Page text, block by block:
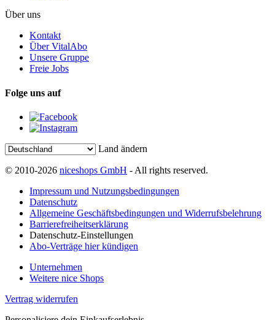
Über uns
Kontakt
Über VitalAbo
Unsere Gruppe
Freie Jobs
Folge uns auf
Land ändern
© 2010-2026 niceshops GmbH - All rights reserved.
Impressum und Nutzungsbedingungen
Datenschutz
Allgemeine Geschäftsbedingungen und Widerrufsbelehrung
Barrierefreiheitserklärung
Datenschutz-Einstellungen
Abo-Verträge hier kündigen
Unternehmen
Weitere nice Shops
Vertrag widerrufen